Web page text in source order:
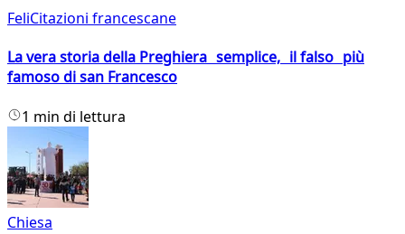
FeliCitazioni francescane
La vera storia della Preghiera semplice, il falso più
famoso di san Francesco
1 min di lettura
Chiesa